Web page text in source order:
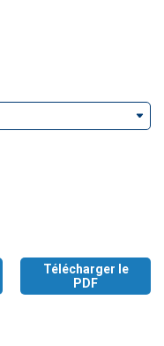
Télécharger le
PDF